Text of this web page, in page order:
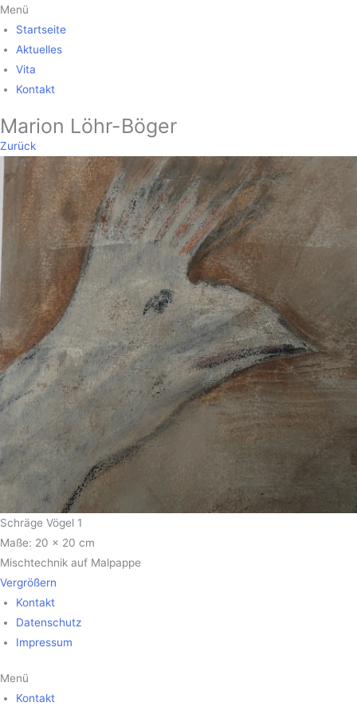
Zum
Inhalt
springen
Menü
Startseite
Aktuelles
Vita
Kontakt
Marion Löhr-Böger
Zurück
Schräge Vögel 1
Maße: 20 x 20 cm
Mischtechnik auf Malpappe
Vergrößern
Kontakt
Datenschutz
Impressum
Menü
Kontakt